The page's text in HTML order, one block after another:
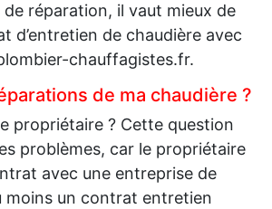
réparation, il vaut mieux de
d’entretien de chaudière avec
chauffagistes.fr.
de ma chaudière ?
propriétaire ? Cette question
problèmes, car le propriétaire
avec une entreprise de
moins un contrat entretien